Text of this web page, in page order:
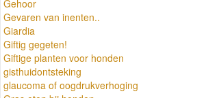
Gehoor
Gevaren van inenten..
Giardia
Giftig gegeten!
Giftige planten voor honden
gisthuidontsteking
glaucoma of oogdrukverhoging